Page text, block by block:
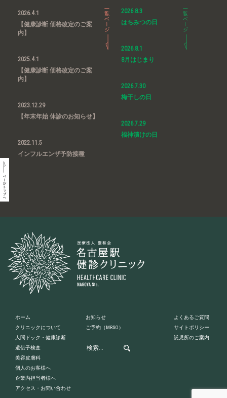
2026.4.1
【健康診断 価格改定のご案
内】
2025.4.1
【健康診断 価格改定のご案
内】
2023.12.29
【年末年始 休診のお知らせ】
2022.11.5
インフルエンザ予防接種
2026.8.3
はちみつの日
2026.8.1
8月はじまり
2026.7.30
梅干しの日
2026.7.29
福神漬けの日
ホーム
クリニックについて
人間ドック・健康診断
遺伝子検査
美容皮膚科
個人のお客様へ
企業内担当者様へ
アクセス・お問い合わせ
お知らせ
ご予約 （MRSO）
よくあるご質問
サイトポリシー
託児所のご案内